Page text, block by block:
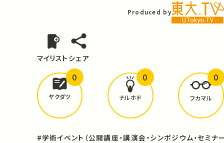
Produced by
マイリスト シェア
どんな学びがありましたか？
ヤクダツ
0
ナルホド
0
フカマル
0
#学術イベント（公開講座・講演会・シンポジウム・セミナ